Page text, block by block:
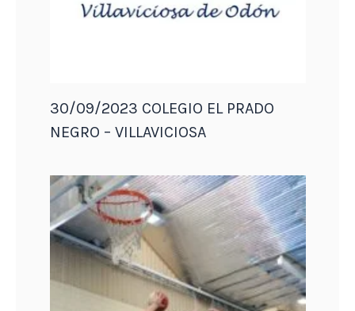
30/09/2023 COLEGIO EL PRADO
NEGRO – VILLAVICIOSA